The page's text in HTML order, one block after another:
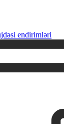
endirimləri